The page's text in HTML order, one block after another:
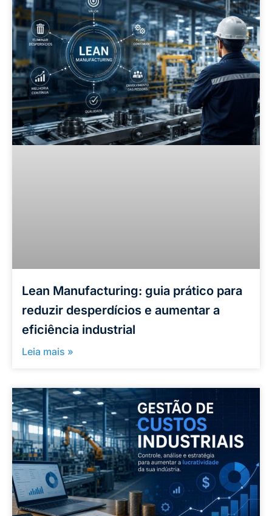
Lean Manufacturing: guia prático para
reduzir desperdícios e aumentar a
eficiência industrial
Leia mais »